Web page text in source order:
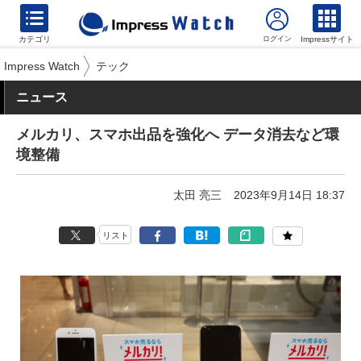
カテゴリ Impressサイト
Impress Watch テック
ニュース
メルカリ、スマホ出品を強化へ データ消去など環
境整備
太田 亮三 2023年9月14日 18:37
リスト